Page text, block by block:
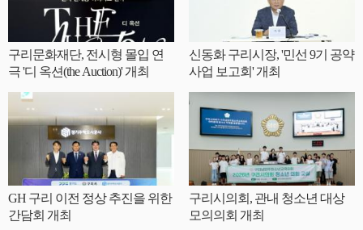
구리문화재단, 전시형 몰입 연
극 '디 옥션(the Auction)' 개최
신동화 구리시장, '민선 9기 공약
사업 보고회' 개최
GH 구리 이전 정상 추진을 위한
간담회 개최
구리시의회, 관내 청소년 대상
모의의회 개최